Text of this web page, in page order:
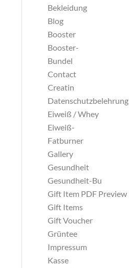
Bekleidung
Blog
Booster
Booster-
Bundel
Contact
Creatin
Datenschutzbelehrung
Eiweiß / Whey
Eiweiß-
Fatburner
Gallery
Gesundheit
Gesundheit-Bu
Gift Item PDF Preview
Gift Items
Gift Voucher
Grüntee
Impressum
Kasse